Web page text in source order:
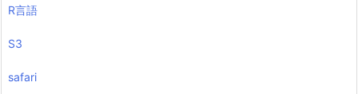
R言語
S3
safari